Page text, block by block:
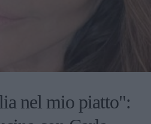
nel mio piatto":